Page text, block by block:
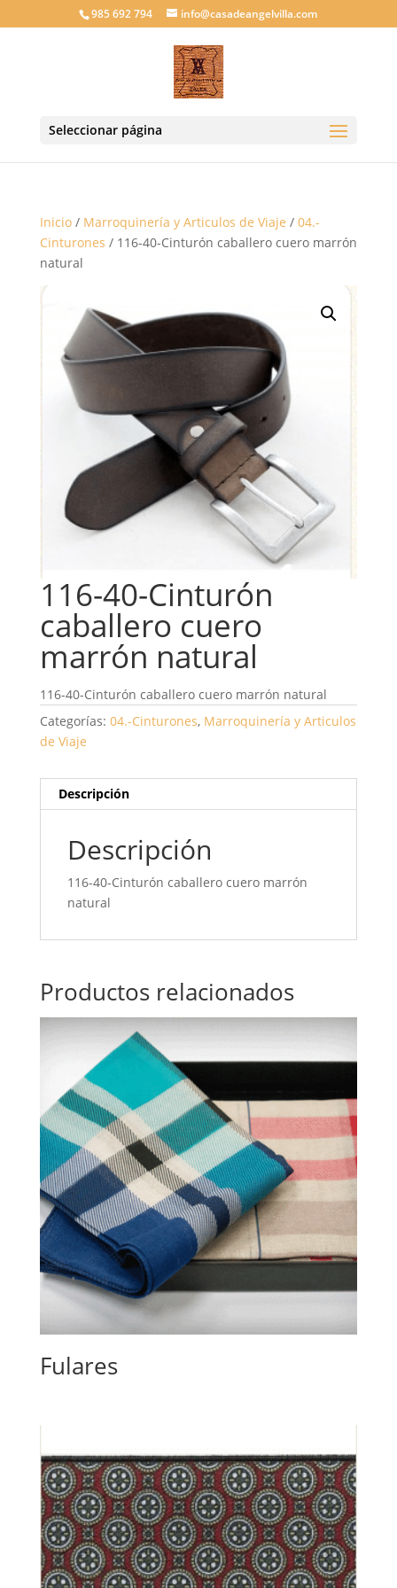
985 692 794 info@casadeangelvilla.com
Seleccionar página
Inicio/ Marroquinería y Articulos de Viaje / 04.-
Cinturones / 116-40-Cinturón caballero cuero marrón
natural
116-40-Cinturón
caballero cuero
marrón natural
116-40-Cinturón caballero cuero marrón natural
Categorías: 04.-Cinturones, Marroquinería y Articulos
de Viaje
Descripción
Descripción
116-40-Cinturón caballero cuero marrón
natural
Productos relacionados
Fulares